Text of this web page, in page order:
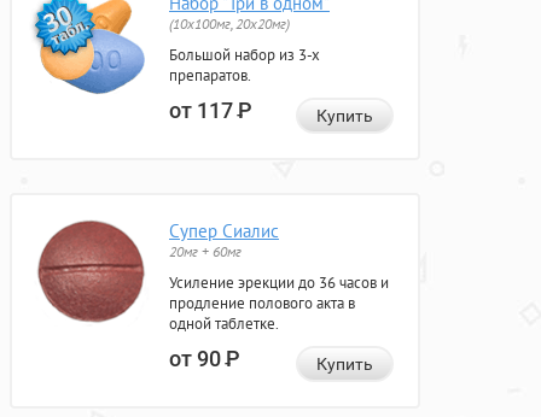
(10x100мг, 20x20мг)
Большой набор из 3-х
препаратов.
от 117Р Купить
Супер Сиалис
20мг + 60мг
Усиление эрекции до 36 часов и
продление полового акта в
одной таблетке.
от 90Р Купить